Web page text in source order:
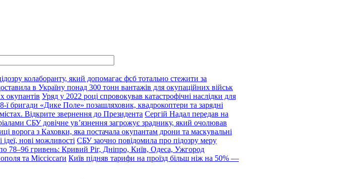
колаборанту, який допомагає фсб тотально стежити за
в Україну понад 300 тонн вантажів для окупаційних військ
окупантів Уряд у 2022 році спровокував катастрофічні наслідки для
ї бригади «Дике Поле» позашляховик, квадрокоптери та зарядні
Відкрите звернення до Президента Сергій Надал передав на
СБУ довічне ув’язнення загрожує зраднику, який очолював
ворога з Каховки, яка постачала окупантам дрони та маскувальні
ідеї, нові можливості СБУ заочно повідомила про підозру меру
78–96 гривень: Кривий Ріг, Дніпро, Київ, Одеса, Ужгород
та Міссіссаґи Київ підняв тарифи на проїзд більш ніж на 50% —